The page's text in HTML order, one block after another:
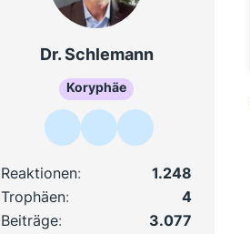
Dr. Schlemann
Koryphäe
Reaktionen
1.248
Trophäen
4
Beiträge
3.077